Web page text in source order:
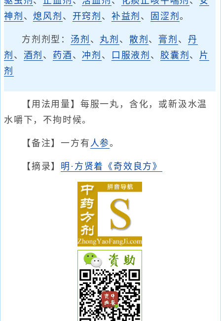
神剂 、熄风剂 、 开窍剂 、 补益剂 、 固涩剂。
方剂剂型： 汤剂 、 丸剂 、 散剂 、 膏剂 、 丹
剂 、 酒剂 、 药酒 、 冲剂 、 口服液剂 、 胶囊剂 、 片
剂
【用法用量】每服一丸，含化，或新汲水温
水嚼下，不拘时候。
【备注】一方有 人参。
【摘录】 明·方贤着《奇效良方》